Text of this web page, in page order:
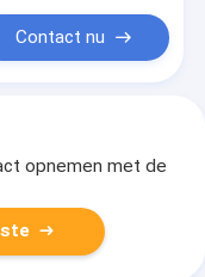
Contact nu
opnemen met de